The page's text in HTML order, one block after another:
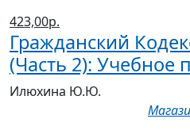
423,00р.
Гражданский
(Часть 2): Учебное
Илюхина Ю.Ю.